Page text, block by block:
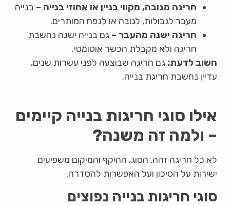
חריגה מגובה, מקווי בניין או אחוזי בנייה – בנייה
מעבר לגבולות, לגובה או לנפח המותרים.
חריגה ישנה מהעבר – גם בנייה ישנה נחשבת
חריגה ולא מקבלת הכשר אוטומטי.
חשוב לדעת: גם חריגה שבוצעה לפני עשרות שנים,
עדיין נחשבת חריגת בנייה.
אילו סוגי חריגות בנייה קיימים
– ולמה זה משנה?
לא כל חריגה זהה. הסוג, ההיקף והמיקום משפיעים
ישירות על הסיכון ועל האפשרות להסדרה.
סוגי חריגות בנייה נפוצים